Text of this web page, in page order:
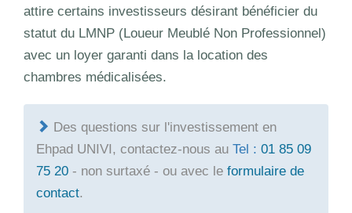
attire certains investisseurs désirant bénéficier du
statut du LMNP (Loueur Meublé Non Professionnel)
avec un loyer garanti dans la location des
chambres médicalisées.
Des questions sur l'investissement en
Ehpad UNIVI, contactez-nous au Tel : 01 85 09
75 20 - non surtaxé - ou avec le formulaire de
contact.